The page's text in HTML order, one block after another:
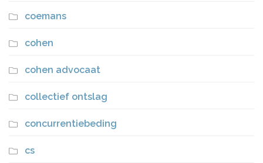
coemans
cohen
cohen advocaat
collectief ontslag
concurrentiebeding
cs